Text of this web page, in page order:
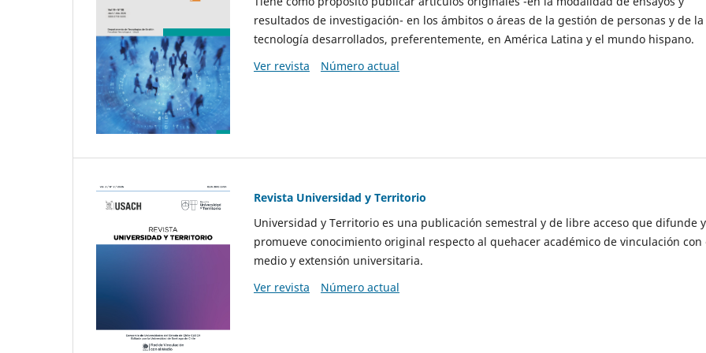
resultados de investigación- en los ámbitos o áreas de la gestión de personas y de la
tecnología desarrollados, preferentemente, en América Latina y el mundo hispano.
Ver revista
Número actual
Revista Universidad y Territorio
Universidad y Territorio es una publicación semestral y de libre acceso que difunde y
promueve conocimiento original respecto al quehacer académico de vinculación con
medio y extensión universitaria.
Ver revista
Número actual